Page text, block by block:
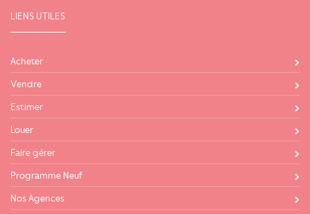
LIENS UTILES
Acheter
Vendre
Estimer
Louer
Faire gérer
Programme Neuf
Nos Agences